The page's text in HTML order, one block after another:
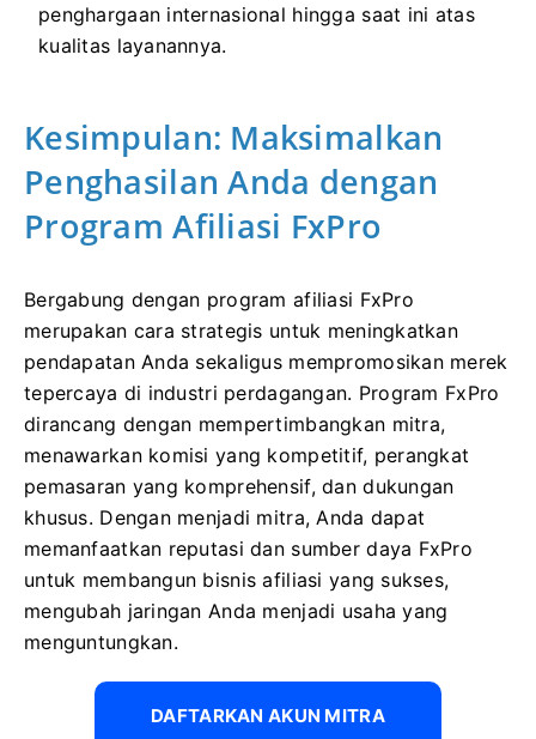
penghargaan internasional hingga saat ini atas
kualitas layanannya.
Kesimpulan: Maksimalkan
Penghasilan Anda dengan
Program Afiliasi FxPro
Bergabung dengan program afiliasi FxPro
merupakan cara strategis untuk meningkatkan
pendapatan Anda sekaligus mempromosikan merek
tepercaya di industri perdagangan. Program FxPro
dirancang dengan mempertimbangkan mitra,
menawarkan komisi yang kompetitif, perangkat
pemasaran yang komprehensif, dan dukungan
khusus. Dengan menjadi mitra, Anda dapat
memanfaatkan reputasi dan sumber daya FxPro
untuk membangun bisnis afiliasi yang sukses,
mengubah jaringan Anda menjadi usaha yang
menguntungkan.
DAFTARKAN AKUN MITRA